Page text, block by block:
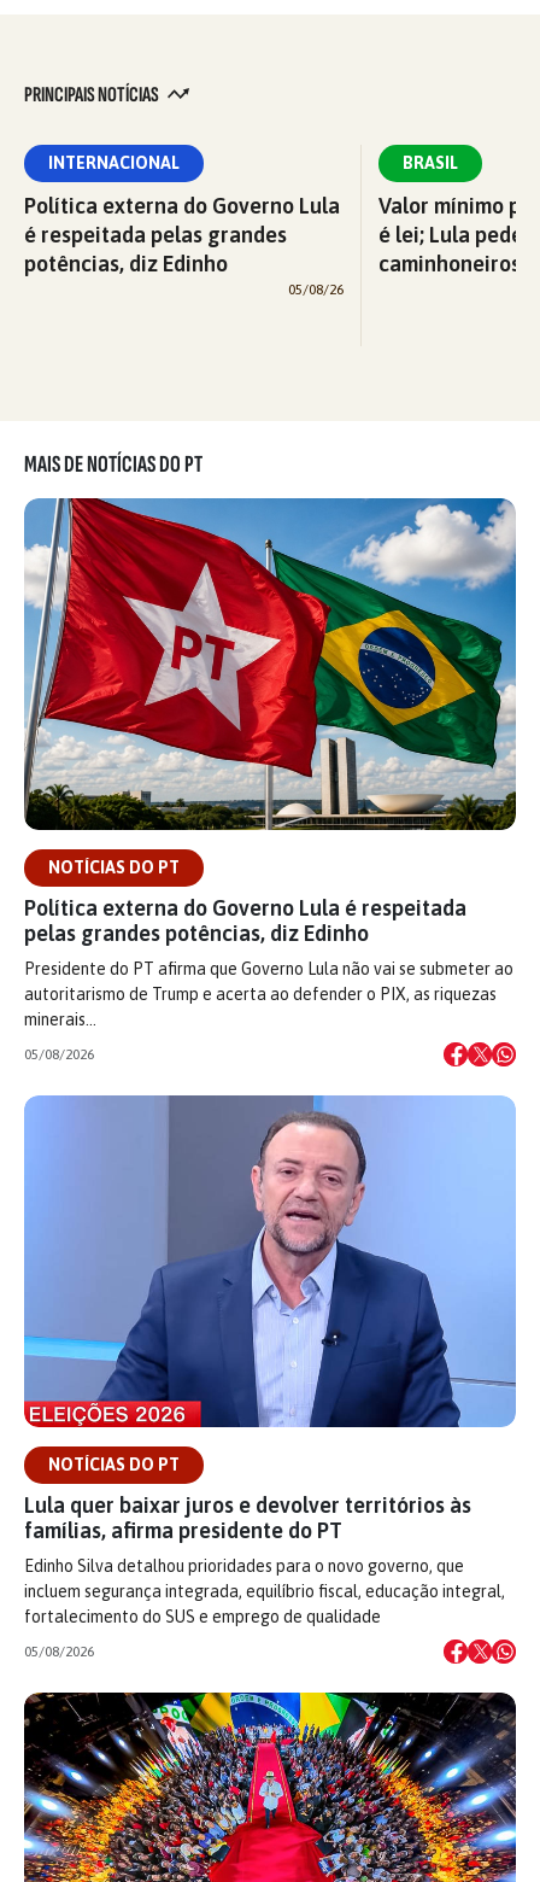
PRINCIPAIS NOTÍCIAS
INTERNACIONAL
Política externa do Governo Lula
é respeitada pelas grandes
potências, diz Edinho
05/08/26
BRASIL
Valor mínimo
é lei; Lula pede
caminhoneiros
MAIS DE NOTÍCIAS DO PT
NOTÍCIAS DO PT
Política externa do Governo Lula é respeitada
pelas grandes potências, diz Edinho
Presidente do PT afirma que Governo Lula não vai se submeter ao
autoritarismo de Trump e acerta ao defender o PIX, as riquezas
minerais…
05/08/2026
NOTÍCIAS DO PT
Lula quer baixar juros e devolver territórios às
famílias, afirma presidente do PT
Edinho Silva detalhou prioridades para o novo governo, que
incluem segurança integrada, equilíbrio fiscal, educação integral,
fortalecimento do SUS e emprego de qualidade
05/08/2026